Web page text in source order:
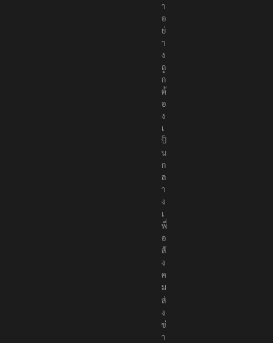
า
อ
ย่
า
ง
ถู
ก
ต้
อ
ง
เ
ป็
น
ก
ล
า
ง
เ
พื่
อ
สั
ง
ค
ม
ส่
ง
ข่
า